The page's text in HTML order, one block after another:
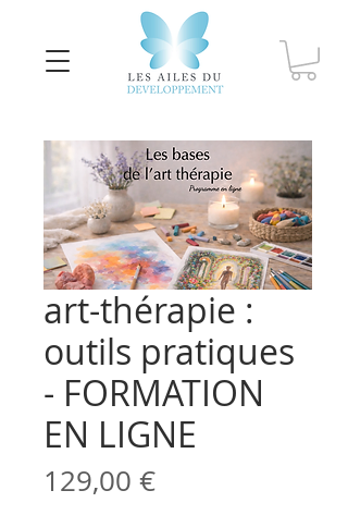
art-thérapie :
outils pratiques
- FORMATION
EN LIGNE
129,00 €Prix